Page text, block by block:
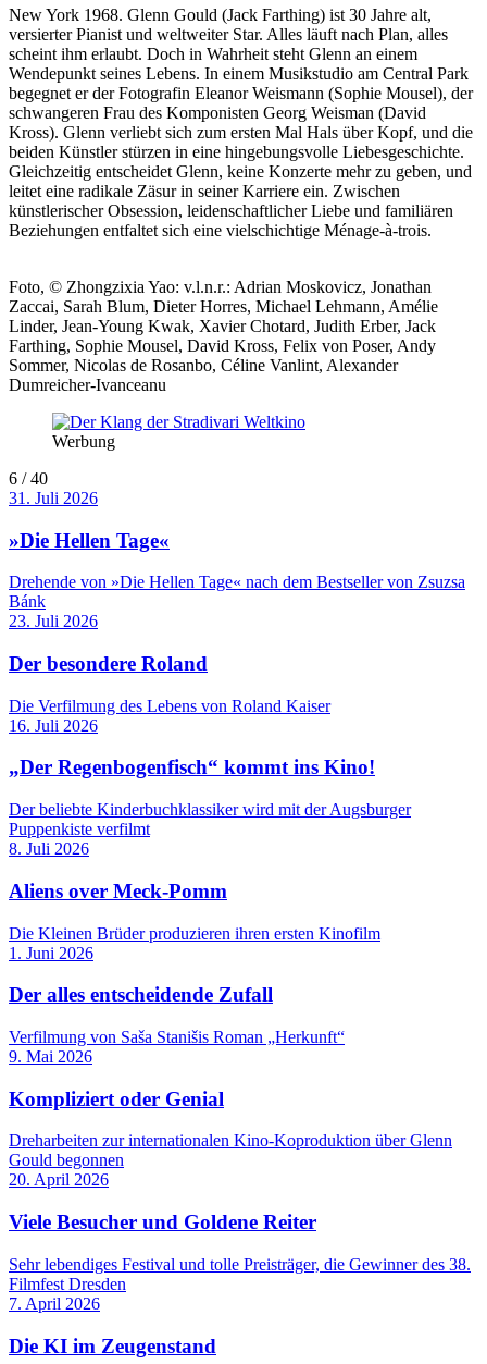
New York 1968. Glenn Gould (Jack Farthing) ist 30 Jahre alt,
versierter Pianist und weltweiter Star. Alles läuft nach Plan, alles
scheint ihm erlaubt. Doch in Wahrheit steht Glenn an einem
Wendepunkt seines Lebens. In einem Musikstudio am Central Park
begegnet er der Fotografin Eleanor Weismann (Sophie Mousel), der
schwangeren Frau des Komponisten Georg Weisman (David
Kross). Glenn verliebt sich zum ersten Mal Hals über Kopf, und die
beiden Künstler stürzen in eine hingebungsvolle Liebesgeschichte.
Gleichzeitig entscheidet Glenn, keine Konzerte mehr zu geben, und
leitet eine radikale Zäsur in seiner Karriere ein. Zwischen
künstlerischer Obsession, leidenschaftlicher Liebe und familiären
Beziehungen entfaltet sich eine vielschichtige Ménage-à-trois.
Foto, © Zhongzixia Yao: v.l.n.r.: Adrian Moskovicz, Jonathan
Zaccai, Sarah Blum, Dieter Horres, Michael Lehmann, Amélie
Linder, Jean-Young Kwak, Xavier Chotard, Judith Erber, Jack
Farthing, Sophie Mousel, David Kross, Felix von Poser, Andy
Sommer, Nicolas de Rosanbo, Céline Vanlint, Alexander
Dumreicher-Ivanceanu
Werbung
6 / 40
31. Juli 2026
»Die Hellen Tage«
Drehende von »Die Hellen Tage« nach dem Bestseller von Zsuzsa
Bánk
23. Juli 2026
Der besondere Roland
Die Verfilmung des Lebens von Roland Kaiser
16. Juli 2026
„Der Regenbogenfisch“ kommt ins Kino!
Der beliebte Kinderbuchklassiker wird mit der Augsburger
Puppenkiste verfilmt
8. Juli 2026
Aliens over Meck-Pomm
Die Kleinen Brüder produzieren ihren ersten Kinofilm
1. Juni 2026
Der alles entscheidende Zufall
Verfilmung von Saša Stanišis Roman „Herkunft“
9. Mai 2026
Kompliziert oder Genial
Dreharbeiten zur internationalen Kino-Koproduktion über Glenn
Gould begonnen
20. April 2026
Viele Besucher und Goldene Reiter
Sehr lebendiges Festival und tolle Preisträger, die Gewinner des 38.
Filmfest Dresden
7. April 2026
Die KI im Zeugenstand